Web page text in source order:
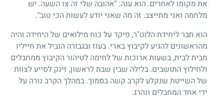
את מקומו לאחרים. הוא ענה: "אהובה שלי זה צו השעה. יש
מלחמה ואני מתייצב. זה מה שאני יודע לעשות הכי טוב".
הוא חבר ליחידת הלוט"ר, פיקד על כוח מילואים של היחידה והיה
מהראשונים להגיע לקיבוץ בארי. בעוז ובגבורה הוביל את חייליו
מבית לבית, בשעות ארוכות של לחימה לטיהור הקיבוץ ממחבלים
ולחילוץ התושבים. בלילה שבין שבת לראשון, זינק לסייע לצוות
של השייטת שנקלע לקרב קשה בסמוך. במהלך הקרב נורה על
ידי אחד המחבלים ונהרג.